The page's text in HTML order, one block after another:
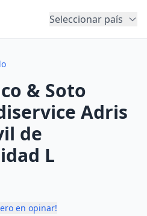
Seleccionar país
& Soto
Adris
de
L
en opinar!